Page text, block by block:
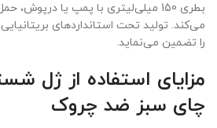
بطری 150 میلی‌لیتری با پمپ یا
می‌کند. تولید تحت استانداردهای
را تضمین می‌نماید.
مزایای استفاده از ژل
چای سبز ضد چروک